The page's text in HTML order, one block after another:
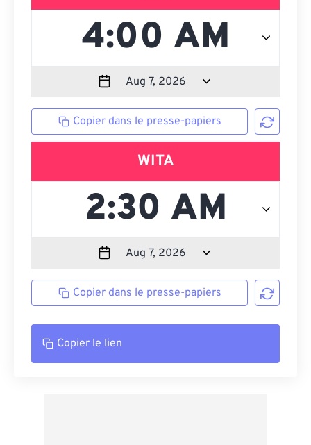
Copier dans le presse-papiers
WITA
Copier dans le presse-papiers
Copier le lien